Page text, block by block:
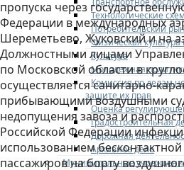
Технологические
Потребительский
Физическая культура
Культура
Молодежная
Комиссия по делам
защите их прав
Оценка
Градостроительная
Дорожная
Архивное дело
Муниципальные
пропуска через
Федерации в международных
Шереметьево, Жуковский и на
Должностными лицами
по Московской области в
осуществляется санитарно-
прибывающими воздушными
недопущения завоза и
Российской Федерации
использованием
пассажиров на борту